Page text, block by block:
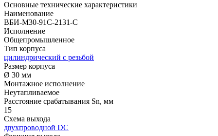
Основные технические характеристики
Наименование
ВБИ-М30-91С-2131-С
Исполнение
Общепромышленное
Тип корпуса
цилиндрический с резьбой
Размер корпуса
Ø 30 мм
Монтажное исполнение
Неутапливаемое
Расстояние срабатывания Sn, мм
15
Схема выхода
двухпроводной DC